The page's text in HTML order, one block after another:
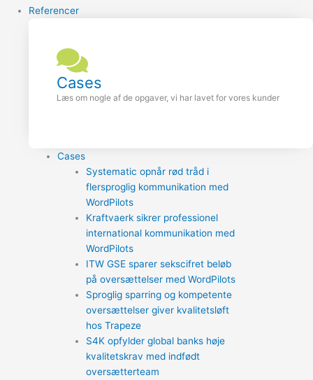
Referencer
Cases
Læs om nogle af de opgaver, vi har lavet for vores kunder
Cases
Systematic opnår rød tråd i
flersproglig kommunikation med
WordPilots
Kraftvaerk sikrer professionel
international kommunikation med
WordPilots
ITW GSE sparer sekscifret beløb
på oversættelser med WordPilots
Sproglig sparring og kompetente
oversættelser giver kvalitetsløft
hos Trapeze
S4K opfylder global banks høje
kvalitetskrav med indfødt
oversætterteam